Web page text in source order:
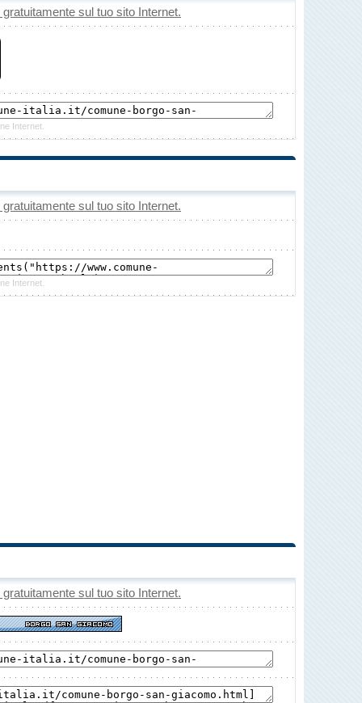
sul tuo sito Internet.
Internet.
sul tuo sito Internet.
Internet.
sul tuo sito Internet.